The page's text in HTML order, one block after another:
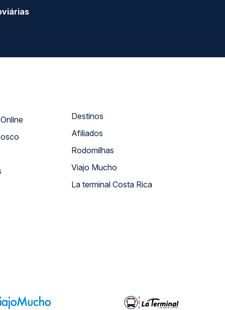
Atendimento Online
Destinos
Afiliados
Rodomilhas
Viajo Mucho
La terminal Costa Rica